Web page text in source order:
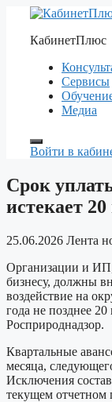
Перейти
содержимому
КабинетПлюс
Сервисы
Медиа
Войти в
Срок
истекает
25.06.2026 Лента
Организации и
бизнесу, должны
воздействие на
года не позднее
Росприроднадзор.
Квартальные
месяца,
Исключения
текущем отчетном